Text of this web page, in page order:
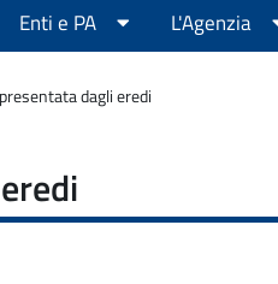
Enti e PA L'Agenzia
dagli eredi